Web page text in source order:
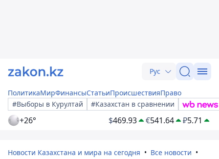
Рус
ПолитикаМирФинансыСтатьиПроисшествияПраво
#Выборы в Курултай
#Казахстан в сравнении
+26° $469.93 €541.64 ₽5.71
Новости Казахстана и мира на сегодня
Все новости